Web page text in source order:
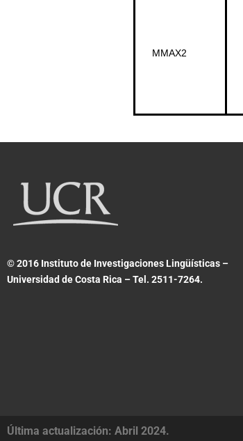
MMAX2
© 2016 Instituto de Investigaciones Lingüísticas –
Universidad de Costa Rica – Tel. 2511-7264.
Última actualización: Abril 2024.